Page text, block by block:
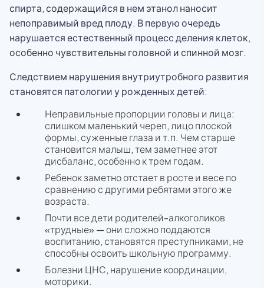
спирта, содержащийся в нем этанол наносит
непоправимый вред плоду. В первую очередь
нарушается естественный процесс деления клеток,
особенно чувствительны головной и спинной мозг.
Следствием нарушения внутриутробного развития
становятся патологии у рожденных детей:
Неправильные пропорции головы и лица:
слишком маленький череп, лицо плоской
формы, суженные глаза и т.п. Чем старше
становится малыш, тем заметнее этот
дисбаланс, особенно к трем годам.
Ребенок заметно отстает в росте и весе по
сравнению с другими ребятами этого же
возраста.
Почти все дети родителей-алкоголиков
«трудные» — они сложно поддаются
воспитанию, становятся преступниками, не
способны освоить школьную программу.
Болезни ЦНС, нарушение координации,
моторики.